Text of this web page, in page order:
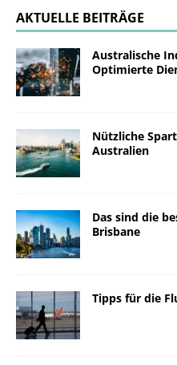
AKTUELLE BEITRÄGE
Australische
Optimierte
Nützliche
Australien
Das sind die
Brisbane
Tipps für die